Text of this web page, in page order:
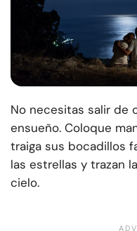
No necesitas salir de
ensueño. Coloque
traiga sus bocadillos
las estrellas y trazan
cielo.